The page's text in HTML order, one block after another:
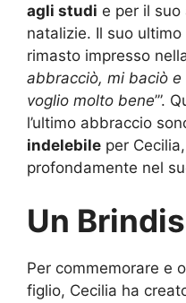
agli studi e per il
natalizie. Il suo
rimasto impresso
abbracciò, mi baciò e
voglio molto bene’”.
l’ultimo abbraccio
indelebile per
profondamente nel
Un
Per commemorare e
figlio, Cecilia ha